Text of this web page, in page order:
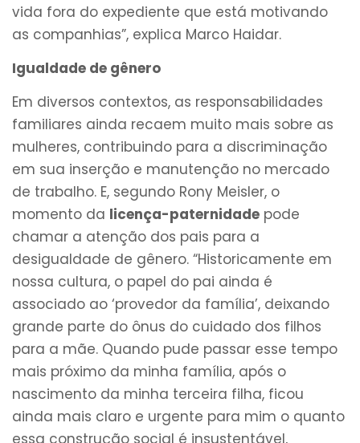
vida fora do expediente que está motivando
as companhias”, explica Marco Haidar.
Igualdade de gênero
Em diversos contextos, as responsabilidades
familiares ainda recaem muito mais sobre as
mulheres, contribuindo para a discriminação
em sua inserção e manutenção no mercado
de trabalho. E, segundo Rony Meisler, o
momento da licença-paternidade pode
chamar a atenção dos pais para a
desigualdade de gênero. “Historicamente em
nossa cultura, o papel do pai ainda é
associado ao ‘provedor da família’, deixando
grande parte do ônus do cuidado dos filhos
para a mãe. Quando pude passar esse tempo
mais próximo da minha família, após o
nascimento da minha terceira filha, ficou
ainda mais claro e urgente para mim o quanto